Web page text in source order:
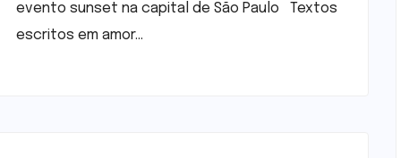
evento sunset na capital de São Paulo Textos
escritos em amor…